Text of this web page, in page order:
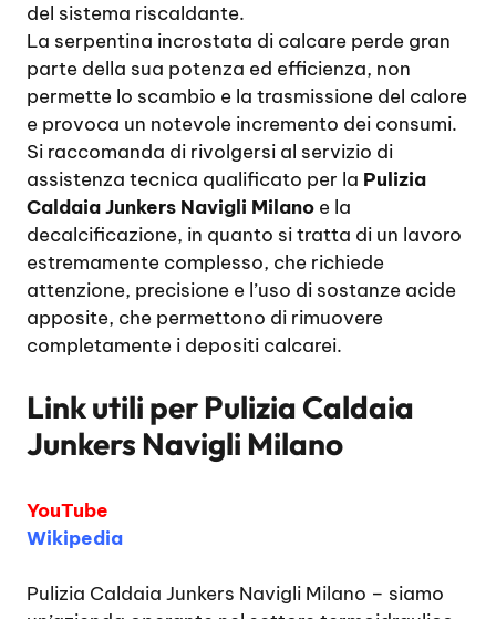
del sistema riscaldante.
La serpentina incrostata di calcare perde gran
parte della sua potenza ed efficienza, non
permette lo scambio e la trasmissione del calore
e provoca un notevole incremento dei consumi.
Si raccomanda di rivolgersi al servizio di
assistenza tecnica qualificato per la Pulizia
Caldaia Junkers Navigli Milano e la
decalcificazione, in quanto si tratta di un lavoro
estremamente complesso, che richiede
attenzione, precisione e l’uso di sostanze acide
apposite, che permettono di rimuovere
completamente i depositi calcarei.
Link utili perPulizia Caldaia
Junkers Navigli Milano
YouTube
Wikipedia
Pulizia Caldaia Junkers Navigli Milano – siamo